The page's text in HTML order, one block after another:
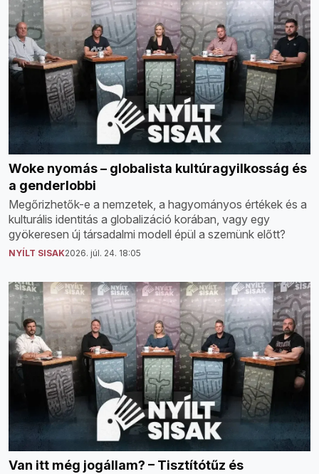
Woke nyomás – globalista kultúragyilkosság és
a genderlobbi
Megőrizhetők-e a nemzetek, a hagyományos értékek és a
kulturális identitás a globalizáció korában, vagy egy
gyökeresen új társadalmi modell épül a szemünk előtt?
NYÍLT SISAK2026. júl. 24. 18:05
Van itt még jogállam? – Tisztítótűz és